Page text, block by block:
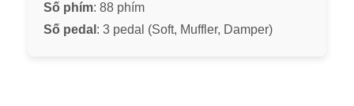
Số phím: 88 phím
Số pedal : 3 pedal (Soft, Muffler, Damper)